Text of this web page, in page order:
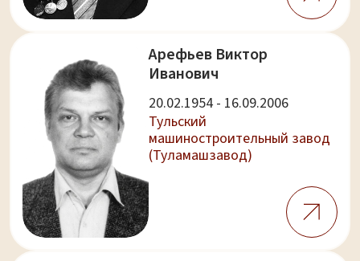
Арефьев Виктор
Иванович
20.02.1954 - 16.09.2006
Тульский
машиностроительный завод
(Туламашзавод)